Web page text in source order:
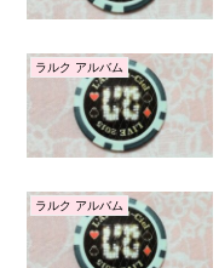
ラルク アルバム
ラルク アルバム